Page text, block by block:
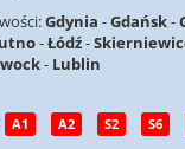
Gdynia -Gdańsk-
-Łódź-
- Lublin
A1 A2 S2 S6